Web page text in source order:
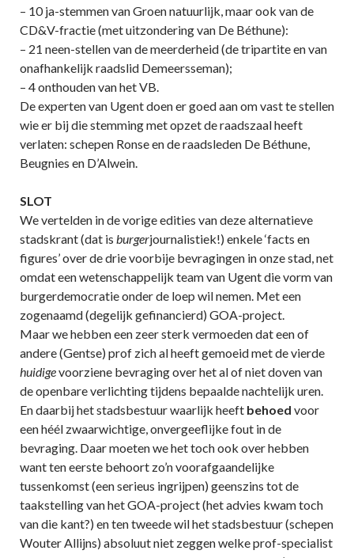
– 10 ja-stemmen van Groen natuurlijk, maar ook van de
CD&V-fractie (met uitzondering van De Béthune):
– 21 neen-stellen van de meerderheid (de tripartite en van
onafhankelijk raadslid Demeersseman);
– 4 onthouden van het VB.
De experten van Ugent doen er goed aan om vast te stellen
wie er bij die stemming met opzet de raadszaal heeft
verlaten: schepen Ronse en de raadsleden De Béthune,
Beugnies en D’Alwein.
SLOT
We vertelden in de vorige edities van deze alternatieve
stadskrant (dat is burgerjournalistiek!) enkele ‘facts en
figures’ over de drie voorbije bevragingen in onze stad, net
omdat een wetenschappelijk team van Ugent die vorm van
burgerdemocratie onder de loep wil nemen. Met een
zogenaamd (degelijk gefinancierd) GOA-project.
Maar we hebben een zeer sterk vermoeden dat een of
andere (Gentse) prof zich al heeft gemoeid met de vierde
huidigevoorziene bevraging over het al of niet doven van
de openbare verlichting tijdens bepaalde nachtelijk uren.
En daarbij het stadsbestuur waarlijk heeft behoed voor
een héél zwaarwichtige, onvergeeflijke fout in de
bevraging. Daar moeten we het toch ook over hebben
want ten eerste behoort zo’n voorafgaandelijke
tussenkomst (een serieus ingrijpen) geenszins tot de
taakstelling van het GOA-project (het advies kwam toch
van die kant?) en ten tweede wil het stadsbestuur (schepen
Wouter Allijns) absoluut niet zeggen welke prof-specialist